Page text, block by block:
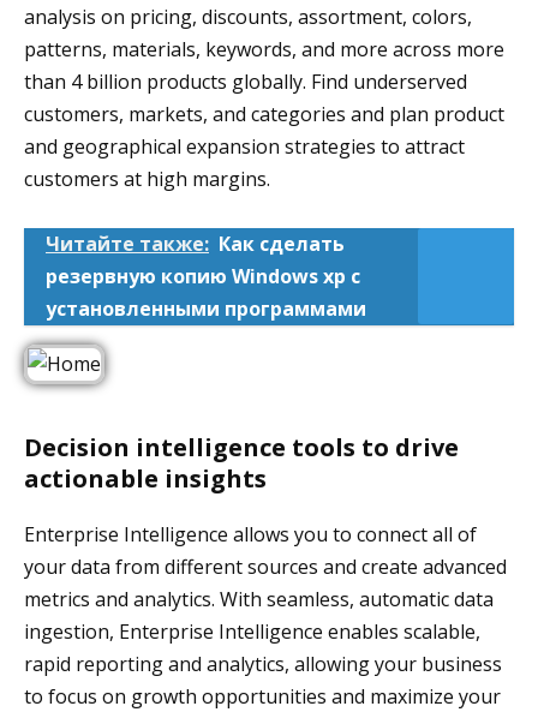
analysis on pricing, discounts, assortment, colors,
patterns, materials, keywords, and more across more
than 4 billion products globally. Find underserved
customers, markets, and categories and plan product
and geographical expansion strategies to attract
customers at high margins.
Читайте также: Как сделать
резервную копию Windows xp с
установленными программами
Decision intelligence tools to drive
actionable insights
Enterprise Intelligence allows you to connect all of
your data from different sources and create advanced
metrics and analytics. With seamless, automatic data
ingestion, Enterprise Intelligence enables scalable,
rapid reporting and analytics, allowing your business
to focus on growth opportunities and maximize your